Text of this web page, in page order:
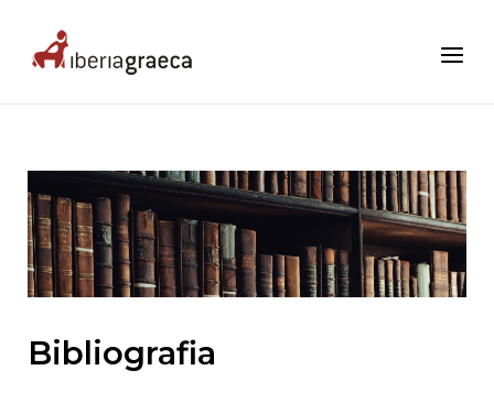
content
Home Menu
Bibliografia